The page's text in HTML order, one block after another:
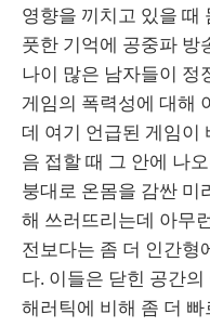
영향을 끼치고 있을 때
풋한 기억에 공중파 방
나이 많은 남자들이 정
게임의 폭력성에 대해
데 여기 언급된 게임이
음 접할 때 그 안에 나
붕대로 온몸을 감싼 미
해 쓰러뜨리는데 아무
전보다는 좀 더 인간형
다. 이들은 닫힌 공간
해러틱에 비해 좀 더